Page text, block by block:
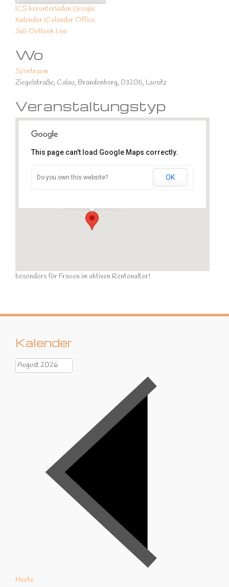
ICS herunterladen Google
Kalender iCalendar Office
365 Outlook Live
Wo
Sportraum
Ziegelstraße, Calau, Brandenburg, 03205, Lausitz
Veranstaltungstyp
Sportraum
This page can't load Google Maps correctly.
Do you own this website? OK
besonders für Frauen im aktiven Rentenalter!
Kalender
Heute